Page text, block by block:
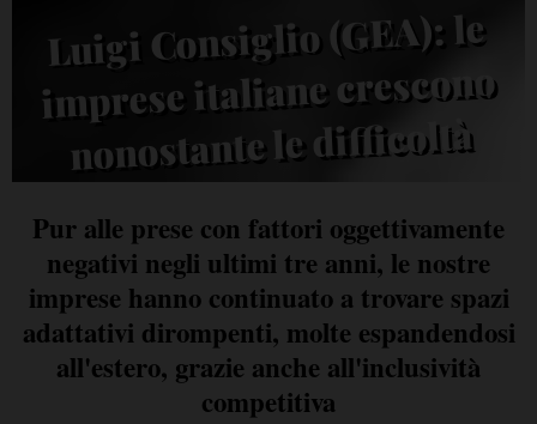
Luigi Consiglio (GEA): le
imprese italiane crescono
nonostante le difficoltà
Pur alle prese con fattori oggettivamente
negativi negli ultimi tre anni, le nostre
imprese hanno continuato a trovare spazi
adattativi dirompenti, molte espandendosi
all'estero, grazie anche all'inclusività
competitiva